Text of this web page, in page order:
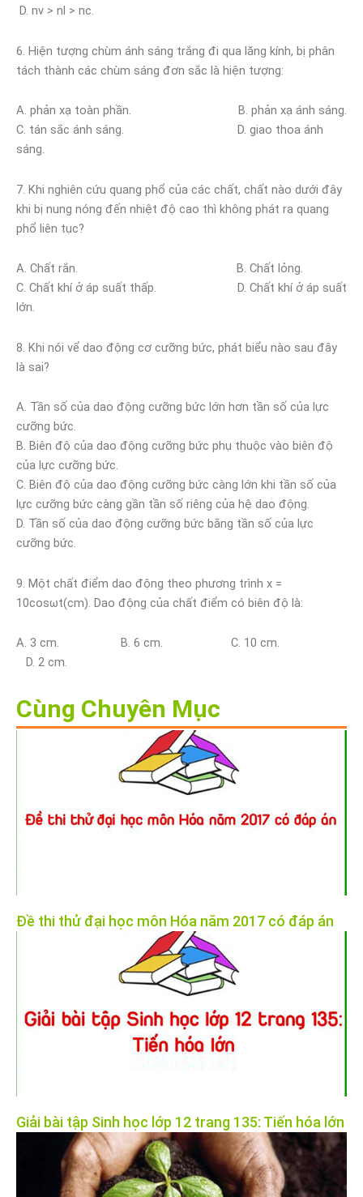
D. nv > nl > nc.
6. Hiện tượng chùm ánh sáng trắng đi qua lăng kính, bị phân
tách thành các chùm sáng đơn sắc là hiện tượng:
A. phản xạ toàn phần. B. phản xạ ánh sáng.
C. tán sắc ánh sáng. D. giao thoa ánh
sáng.
7. Khi nghiên cứu quang phổ của các chất, chất nào dưới đây
khi bị nung nóng đến nhiệt độ cao thì không phát ra quang
phổ liên tục?
A. Chất rắn. B. Chất lỏng.
C. Chất khí ở áp suất thấp. D. Chất khí ở áp suất
lớn.
8. Khi nói vể dao động cơ cưỡng bức, phát biểu nào sau đây
là sai?
A. Tần số của dao động cưỡng bức lớn hơn tần số của lực
cưỡng bức.
B. Biên độ của dao động cưỡng bức phụ thuộc vào biên độ
của lực cưỡng bức.
C. Biên độ của dao động cưỡng bức càng lớn khi tần số của
lực cưỡng bức càng gần tần số riêng của hệ dao động.
D. Tần số của dao động cưỡng bức bằng tần số của lực
cưỡng bức.
9. Một chất điểm dao động theo phương trình x =
10cosωt(cm). Dao động của chất điểm có biên độ là:
A. 3 cm. B. 6 cm. C. 10 cm.
D. 2 cm.
Cùng Chuyên Mục
Đề thi thử đại học môn Hóa năm 2017 có đáp án
Giải bài tập Sinh học lớp 12 trang 135: Tiến hóa lớn